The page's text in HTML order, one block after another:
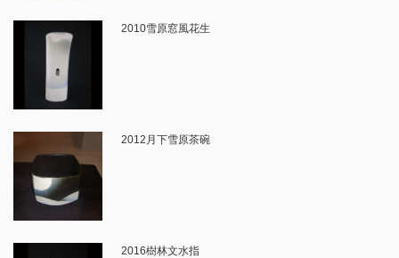
2010雪原窓風花生
2012月下雪原茶碗
2016樹林文水指